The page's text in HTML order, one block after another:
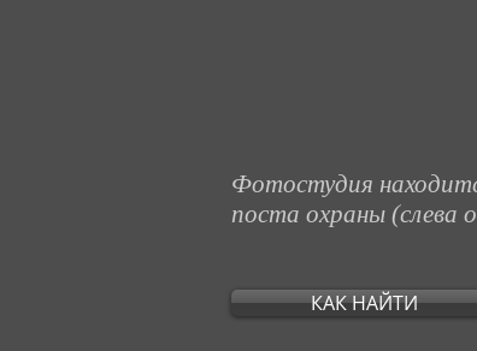
Фотостудия
поста охраны (слева
КАК НАЙТИ